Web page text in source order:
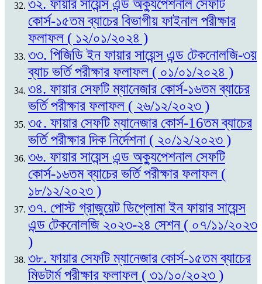
৩২. ফায়ার সায়েন্স এন্ড অক্যুপেশনাল সেফটি
কোর্স-১৫তম ব্যাচের বিভাগীয় ফাইনাল পরীক্ষার
ফলাফল ( ১২/০১/২০২৪ )
৩৩. পিজিডি ইন ফায়ার সায়েন্স এন্ড টেকনোলজি-৩য়
ব্যাচ ভর্তি পরীক্ষার ফলাফল ( ০১/০১/২০২৪ )
৩৪. ফায়ার সেফটি ম্যানেজার কোর্স-১৬তম ব্যাচের
ভর্তি পরীক্ষার ফলাফল ( ২৬/১২/২০২৩ )
৩৫. ফায়ার সেফটি ম্যানেজার কোর্স-16তম ব্যাচের
ভর্তি পরীক্ষার দিক নির্দেশনা ( ২০/১২/২০২৩ )
৩৬. ফায়ার সায়েন্স এন্ড অক্যুপেশনাল সেফটি
কোর্স-১৬তম ব্যাচের ভর্তি পরীক্ষার ফলাফল (
১৮/১২/২০২৩ )
৩৭. পোস্ট গ্রাজুয়েট ডিপ্লোমা ইন ফায়ার সায়েন্স
এন্ড টেকনোলজি ২০২৩-২৪ সেশন ( ০৭/১১/২০২৩
)
৩৮. ফায়ার সেফটি ম্যানেজার কোর্স-১৫তম ব্যাচের
মিডটার্ম পরীক্ষার ফলাফল ( ৩১/১০/২০২৩ )